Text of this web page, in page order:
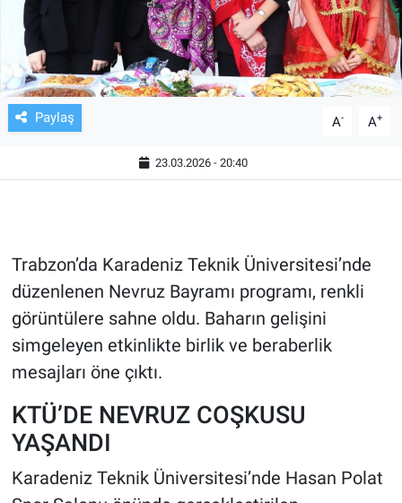
Paylaş A- A+
23.03.2026 - 20:40
Trabzon’da Karadeniz Teknik Üniversitesi’nde
düzenlenen Nevruz Bayramı programı, renkli
görüntülere sahne oldu. Baharın gelişini
simgeleyen etkinlikte birlik ve beraberlik
mesajları öne çıktı.
KTÜ’DE NEVRUZ COŞKUSU
YAŞANDI
Karadeniz Teknik Üniversitesi’nde Hasan Polat
GENEL
KÜLTÜR SANAT
EĞİTİM
ÇEVRE
HABERDE İNSAN
SPOR
MAGAZİN